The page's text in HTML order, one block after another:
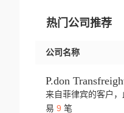
热门公司推荐
公司名称
来自菲律宾的客户
易 9 笔